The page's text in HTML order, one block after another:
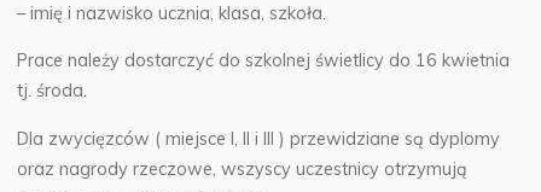
– imię i nazwisko ucznia, klasa, szkoła.
Prace należy dostarczyć do szkolnej świetlicy do 16 kwietnia
tj. środa.
Dla zwycięzców ( miejsce I, II i III ) przewidziane są dyplomy
oraz nagrody rzeczowe, wszyscy uczestnicy otrzymują